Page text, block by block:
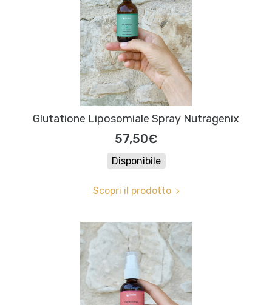
Glutatione Liposomiale Spray Nutragenix
57,50€
Disponibile
Scopri il prodotto